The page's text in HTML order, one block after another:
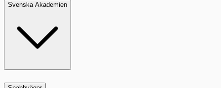
Svenska Akademien